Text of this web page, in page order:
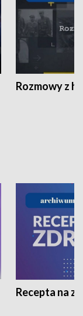
Rozmowy z
Recepta na